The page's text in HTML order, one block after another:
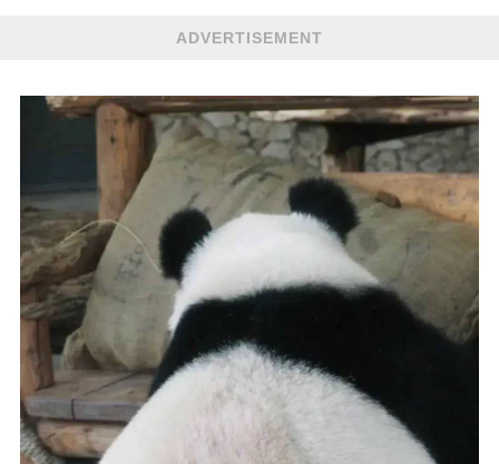
ADVERTISEMENT